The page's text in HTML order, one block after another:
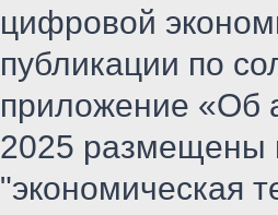
цифровой
публикации по
приложение «Об
2025 размещены
"экономическая